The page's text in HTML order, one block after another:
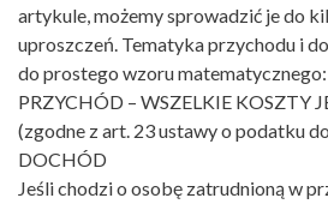
artykule, możemy sprowadzić je do
uproszczeń. Tematyka przychodu i
do prostego wzoru matematycznego:
PRZYCHÓD – WSZELKIE KOSZTY
(zgodne z art. 23 ustawy o podatku
DOCHÓD
Jeśli chodzi o osobę zatrudnioną w